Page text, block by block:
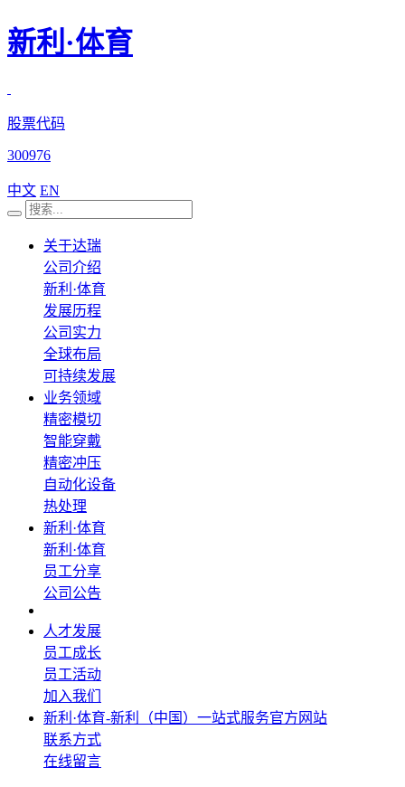
新利·体育
股票代码
300976
中文 EN
关于达瑞
公司介绍
新利·体育
发展历程
公司实力
全球布局
可持续发展
业务领域
精密模切
智能穿戴
精密冲压
自动化设备
热处理
新利·体育
新利·体育
员工分享
公司公告
人才发展
员工成长
员工活动
加入我们
新利·体育-新利（中国）一站式服务官方网站
联系方式
在线留言